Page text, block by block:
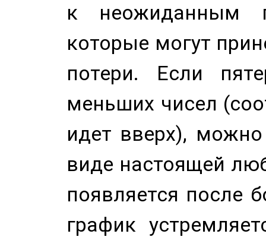
к неожиданным
которые могут
потери. Если
меньших чисел
идет вверх),
виде настоящей
появляется после
график